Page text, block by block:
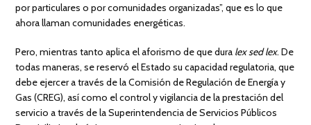
por particulares o por comunidades organizadas”, que es lo que
ahora llaman comunidades energéticas.
Pero, mientras tanto aplica el aforismo de que dura lex sed lex. De
todas maneras, se reservó el Estado su capacidad regulatoria, que
debe ejercer a través de la Comisión de Regulación de Energía y
Gas (CREG), así como el control y vigilancia de la prestación del
servicio a través de la Superintendencia de Servicios Públicos